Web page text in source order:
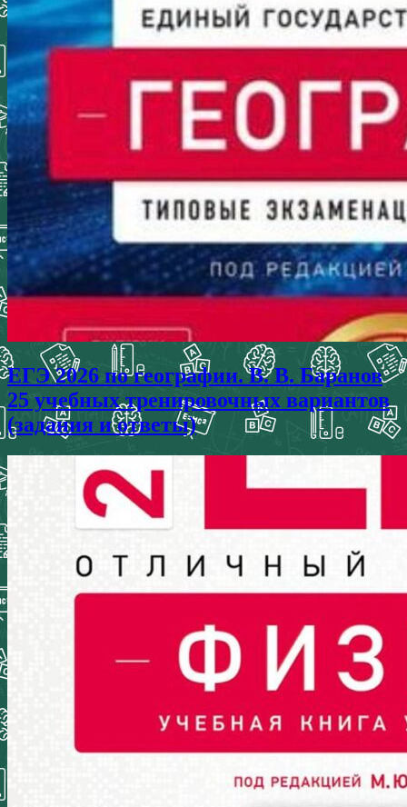
ЕГЭ 2026 по географии. В. В. Баранов
25 учебных тренировочных вариантов
(задания и ответы)